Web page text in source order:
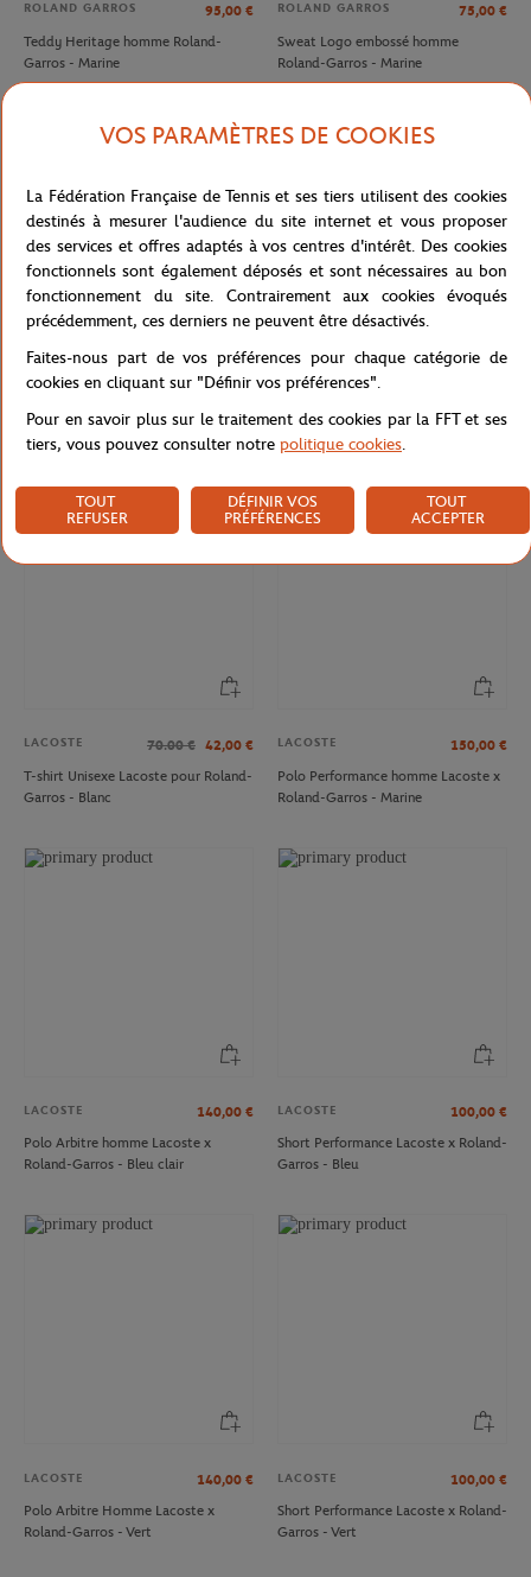
ROLAND GARROS 95,00 €
Teddy Heritage homme Roland-
Garros - Marine
ROLAND GARROS 75,00 €
Sweat Logo embossé homme
Roland-Garros - Marine
LACOSTE 90,00 €
Roland-Garros - Terre Battue
LACOSTE
Roland-Garros - Marine
LACOSTE 70.00 € 42,00 €
T-shirt Unisexe Lacoste pour Roland-
Garros - Blanc
LACOSTE 150,00 €
Polo Performance homme Lacoste x
Roland-Garros - Marine
LACOSTE 140,00 €
Polo Arbitre homme Lacoste x
Roland-Garros - Bleu clair
LACOSTE 100,00 €
Short Performance Lacoste x Roland-
Garros - Bleu
LACOSTE 140,00 €
Polo Arbitre Homme Lacoste x
Roland-Garros - Vert
LACOSTE 100,00 €
Short Performance Lacoste x Roland-
Garros - Vert
VOS PARAMÈTRES DE COOKIES
La Fédération Française de Tennis et ses tiers utilisent des cookies
destinés à mesurer l'audience du site internet et vous proposer
des services et offres adaptés à vos centres d'intérêt. Des cookies
fonctionnels sont également déposés et sont nécessaires au bon
fonctionnement du site. Contrairement aux cookies évoqués
précédemment, ces derniers ne peuvent être désactivés.
Faites-nous part de vos préférences pour chaque catégorie de
cookies en cliquant sur "Définir vos préférences".
Pour en savoir plus sur le traitement des cookies par la FFT et ses
tiers, vous pouvez consulter notre politique cookies.
TOUT
REFUSER
DÉFINIR VOS
PRÉFÉRENCES
TOUT
ACCEPTER